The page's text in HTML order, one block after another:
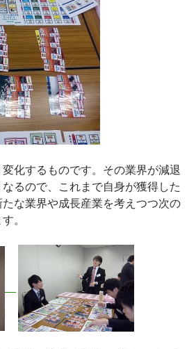
化するものです。その業界が減退
るので、これまで自身が獲得した
な業界や成長産業を考えつつ次の
。